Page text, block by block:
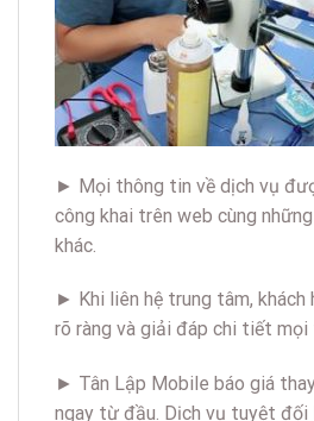
► Mọi thông tin về dịch vụ
công khai trên web cùng
khác.
► Khi liên hệ trung tâm,
rõ ràng và giải đáp chi tiết mọi
► Tân Lập Mobile báo giá
ngay từ đầu. Dịch vụ tuyệt đối